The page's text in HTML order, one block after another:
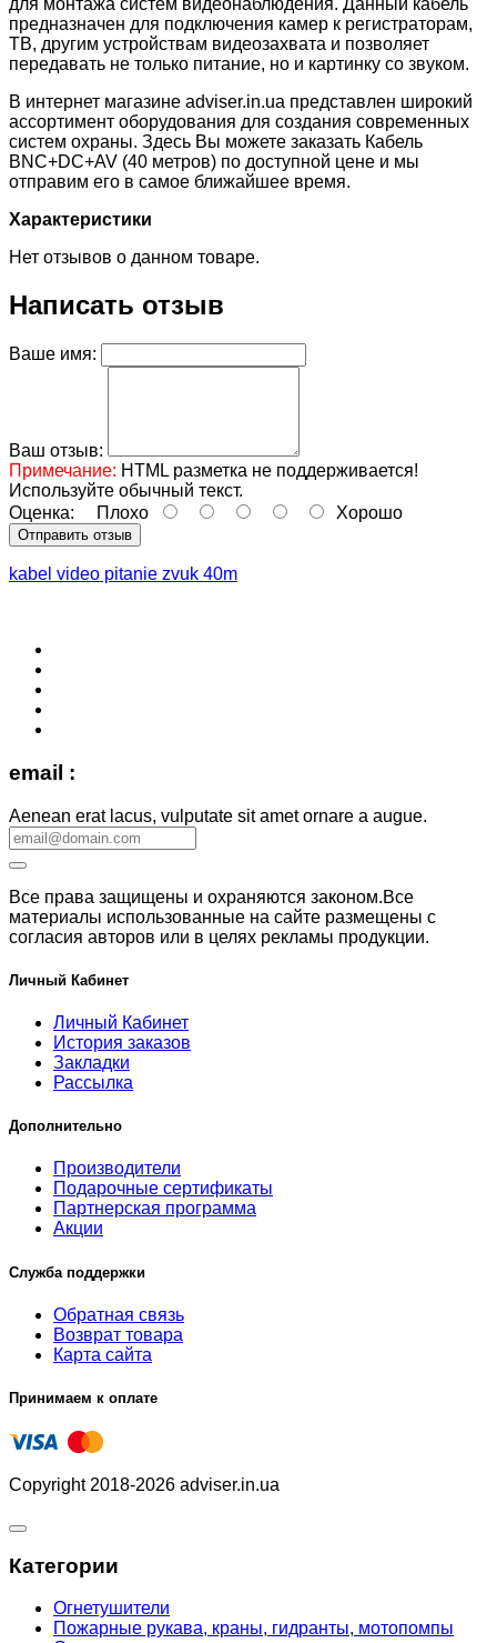
для монтажа систем видеонаблюдения. Данный кабель
предназначен для подключения камер к регистраторам,
ТВ, другим устройствам видеозахвата и позволяет
передавать не только питание, но и картинку со звуком.
В интернет магазине adviser.in.ua представлен широкий
ассортимент оборудования для создания современных
систем охраны. Здесь Вы можете заказать Кабель
BNC+DC+AV (40 метров) по доступной цене и мы
отправим его в самое ближайшее время.
Характеристики
Нет отзывов о данном товаре.
Написать отзыв
Ваше имя:
Ваш отзыв:
Примечание: HTML разметка не поддерживается!
Используйте обычный текст.
Оценка: Плохо Хорошо
Отправить отзыв
kabel video pitanie zvuk 40m
email :
Aenean erat lacus, vulputate sit amet ornare a augue.
Все права защищены и охраняются законом.Все
материалы использованные на сайте размещены с
согласия авторов или в целях рекламы продукции.
Личный Кабинет
Личный Кабинет
История заказов
Закладки
Рассылка
Дополнительно
Производители
Подарочные сертификаты
Партнерская программа
Акции
Служба поддержки
Обратная связь
Возврат товара
Карта сайта
Принимаем к оплате
Copyright 2018-2026 adviser.in.ua
Категории
Огнетушители
Пожарные рукава, краны, гидранты, мотопомпы